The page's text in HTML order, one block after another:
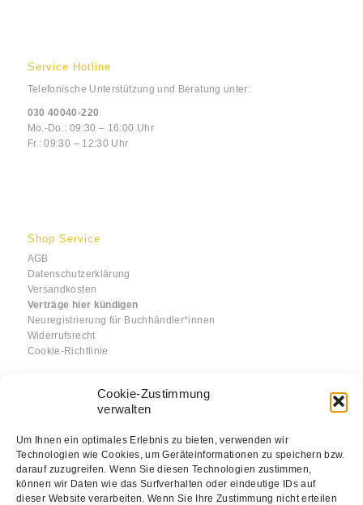
Cookie-Zustimmung
verwalten
Um Ihnen ein optimales Erlebnis zu bieten, verwenden wir
Technologien wie Cookies, um Geräteinformationen zu speichern bzw.
darauf zuzugreifen. Wenn Sie diesen Technologien zustimmen,
können wir Daten wie das Surfverhalten oder eindeutige IDs auf
dieser Website verarbeiten. Wenn Sie Ihre Zustimmung nicht erteilen
Service Hotline
Telefonische Unterstützung und Beratung unter:
030 40040-220
Mo.-Do.: 09:30 – 16:00 Uhr
Fr.: 09:30 – 12:30 Uhr
Shop Service
AGB
Datenschutzerklärung
Versandkosten
Verträge hier kündigen
Neuregistrierung für Buchhändler*innen
Widerrufsrecht
Cookie-Richtlinie
Informationen
Über uns
Impressum
Kontakt